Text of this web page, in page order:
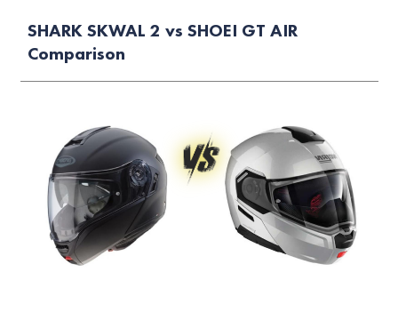
SHARK SKWAL 2 vs SHOEI GT AIR
Comparison